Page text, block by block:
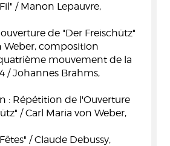
/ Manon Lepauvre,
de "Der Freischütz"
Weber, composition
mouvement de la
/ Johannes Brahms,
: Répétition de l'Ouverture
/ Carl Maria von Weber,
/ Claude Debussy,